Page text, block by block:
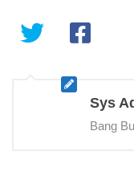
Sys
Bang